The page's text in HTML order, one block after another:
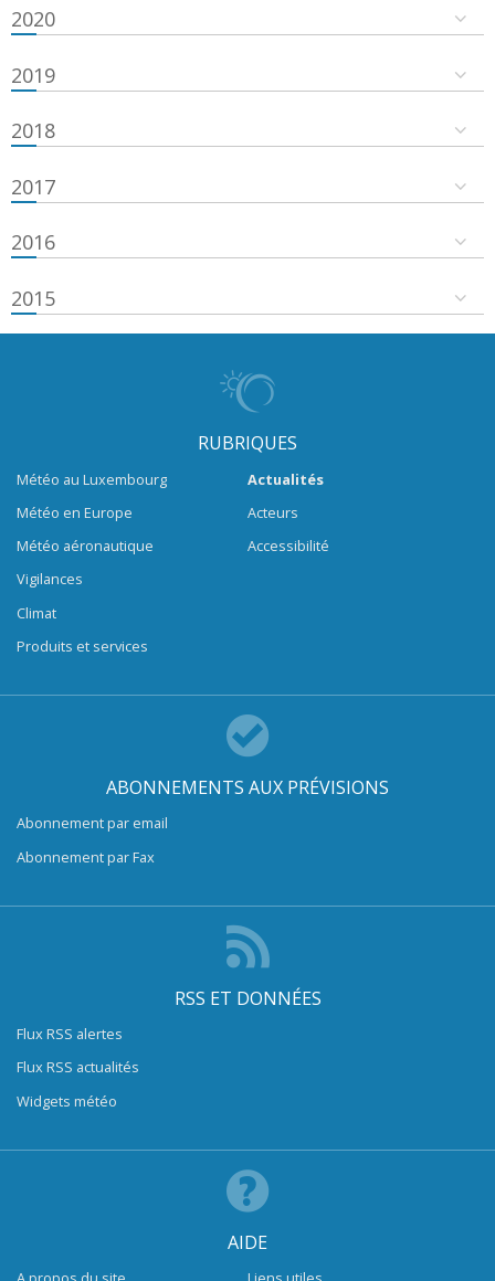
2020
2019
2018
2017
2016
2015
RUBRIQUES
Météo au Luxembourg
Météo en Europe
Météo aéronautique
Vigilances
Climat
Produits et services
Actualités
Acteurs
Accessibilité
ABONNEMENTS AUX PRÉVISIONS
Abonnement par email
Abonnement par Fax
RSS ET DONNÉES
Flux RSS alertes
Flux RSS actualités
Widgets météo
AIDE